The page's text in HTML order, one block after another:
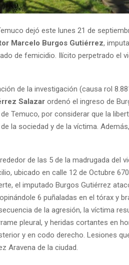
dejó este lunes 21 de
Marcelo Burgos Gutiérrez,
de femicidio. Ilícito perpetrado el
de la investigación (causa rol
Salazar ordenó el ingreso de
Temuco, por considerar que la
la sociedad y de la víctima.
de las 5 de la madrugada del
ubicado en calle 12 de Octubre
el imputado Burgos Gutiérrez
6 puñaladas en el tórax y
de la agresión, la víctima
pleural, y heridas cortantes en
y en codo derecho. Lesiones
Aravena de la ciudad.